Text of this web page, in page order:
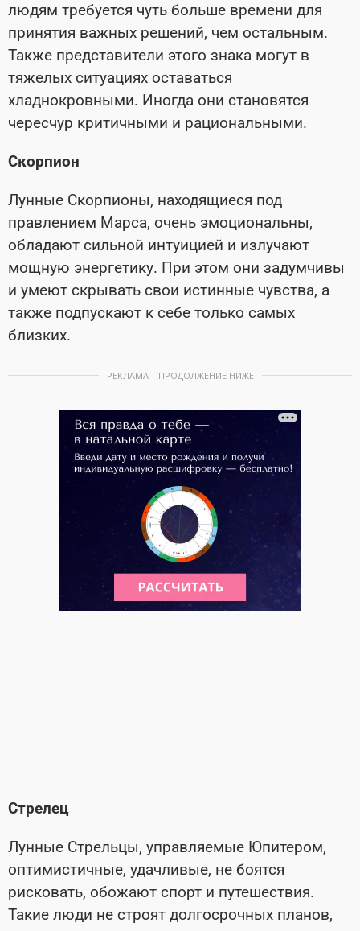
людям требуется чуть больше времени для
принятия важных решений, чем остальным.
Также представители этого знака могут в
тяжелых ситуациях оставаться
хладнокровными. Иногда они становятся
чересчур критичными и рациональными.
Скорпион
Лунные Скорпионы, находящиеся под
правлением Марса, очень эмоциональны,
обладают сильной интуицией и излучают
мощную энергетику. При этом они задумчивы
и умеют скрывать свои истинные чувства, а
также подпускают к себе только самых
близких.
РЕКЛАМА – ПРОДОЛЖЕНИЕ НИЖЕ
Стрелец
Лунные Стрельцы, управляемые Юпитером,
оптимистичные, удачливые, не боятся
рисковать, обожают спорт и путешествия.
Такие люди не строят долгосрочных планов,